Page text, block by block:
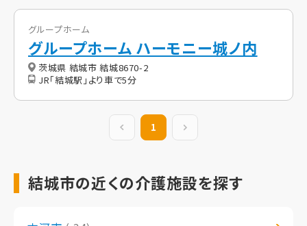
グループホーム
グループホーム ハーモニー城ノ内
茨城県 結城市 結城8670-2
JR「結城駅」より車で5分
前の20件
1
結城市の近くの介護施設を探す